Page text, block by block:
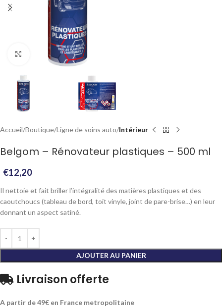
Click to enlarge
Accueil Boutique Ligne de soins auto Intérieur
Belgom – Rénovateur plastiques – 500 ml
€12,20
Il nettoie et fait briller l’intégralité des matières plastiques et des
caoutchoucs (tableau de bord, toit vinyle, joint de pare-brise…) en leur
donnant un aspect satiné.
AJOUTER AU PANIER
Livraison offerte
A partir de 49€ en France metropolitaine